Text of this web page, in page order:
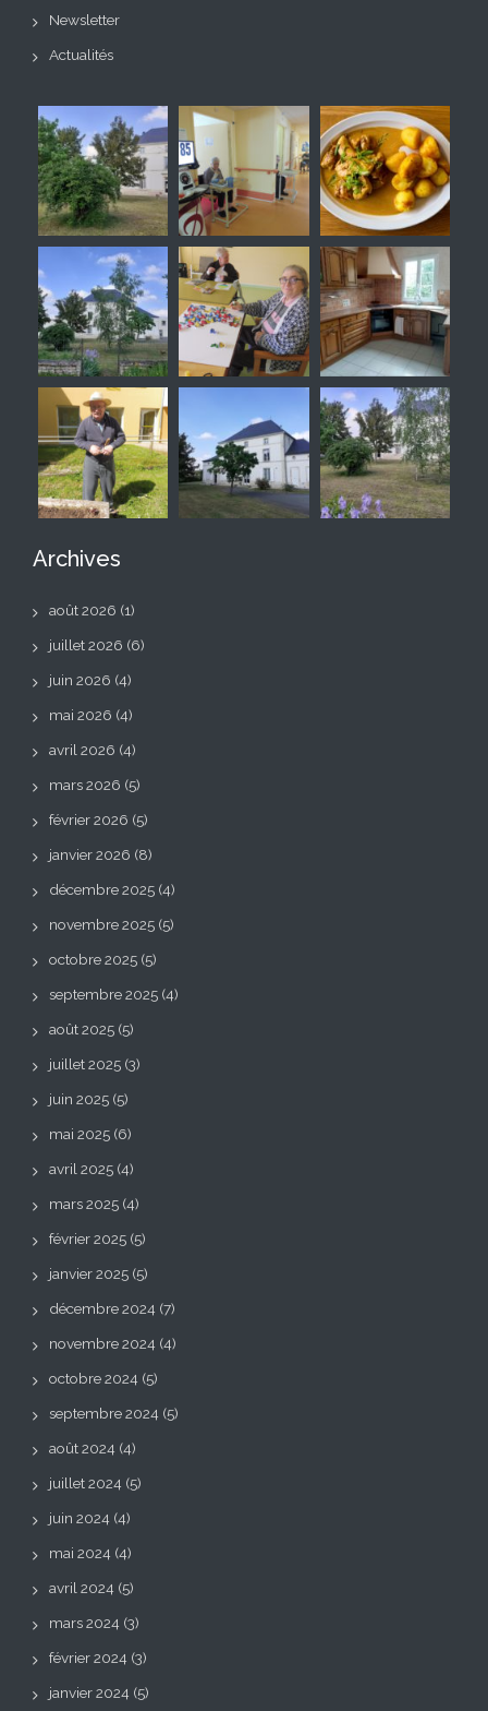
Newsletter
Actualités
Archives
août 2026 (1)
juillet 2026 (6)
juin 2026 (4)
mai 2026 (4)
avril 2026 (4)
mars 2026 (5)
février 2026 (5)
janvier 2026 (8)
décembre 2025 (4)
novembre 2025 (5)
octobre 2025 (5)
septembre 2025 (4)
août 2025 (5)
juillet 2025 (3)
juin 2025 (5)
mai 2025 (6)
avril 2025 (4)
mars 2025 (4)
février 2025 (5)
janvier 2025 (5)
décembre 2024 (7)
novembre 2024 (4)
octobre 2024 (5)
septembre 2024 (5)
août 2024 (4)
juillet 2024 (5)
juin 2024 (4)
mai 2024 (4)
avril 2024 (5)
mars 2024 (3)
février 2024 (3)
janvier 2024 (5)